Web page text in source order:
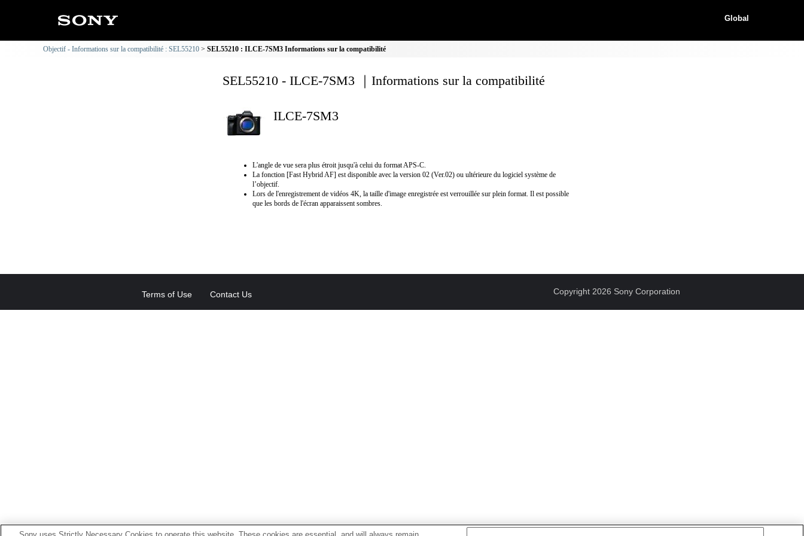
Global
Objectif - Informations sur la compatibilité : SEL55210 SEL55210 : ILCE-7SM3 Informations sur la compatibilité
SEL55210 - ILCE-7SM3 ｜Informations sur la compatibilité
ILCE-7SM3
L'angle de vue sera plus étroit jusqu'à celui du format APS-C.
La fonction [Fast Hybrid AF] est disponible avec la version 02 (Ver.02) ou ultérieure du logiciel système de
l’objectif.
Lors de l'enregistrement de vidéos 4K, la taille d'image enregistrée est verrouillée sur plein format. Il est possible
que les bords de l'écran apparaissent sombres.
Terms of Use Contact Us Copyright 2026 Sony Corporation